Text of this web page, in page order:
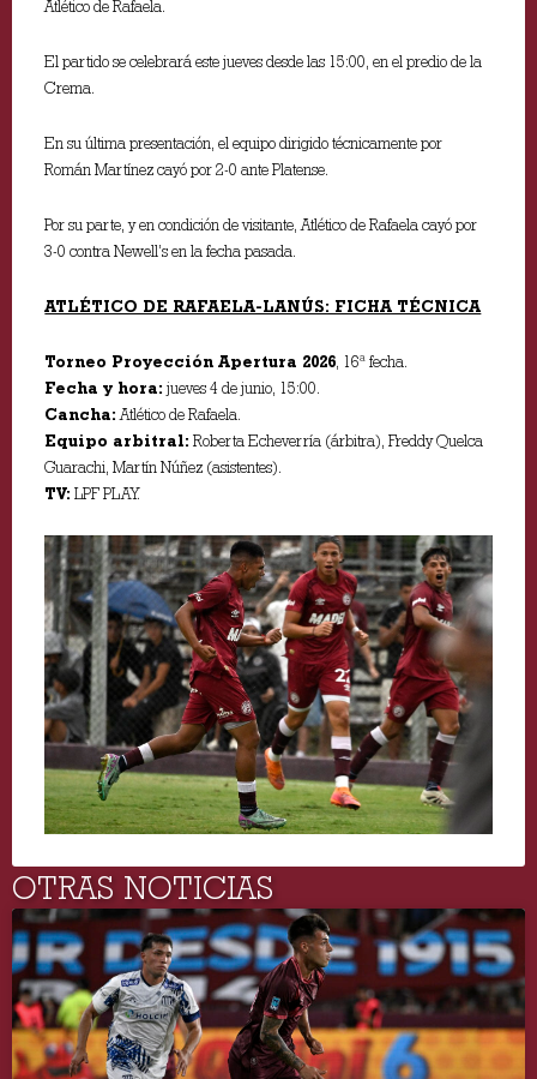
Atlético de Rafaela.
El partido se celebrará este jueves desde las 15:00, en el predio de la
Crema.
En su última presentación, el equipo dirigido técnicamente por
Román Martínez cayó por 2-0 ante Platense.
Por su parte, y en condición de visitante, Atlético de Rafaela cayó por
3-0 contra Newell’s en la fecha pasada.
ATLÉTICO DE RAFAELA-LANÚS: FICHA TÉCNICA
Torneo Proyección Apertura 2026, 16ª fecha.
Fecha y hora: jueves 4 de junio, 15:00.
Cancha: Atlético de Rafaela.
Equipo arbitral: Roberta Echeverría (árbitra), Freddy Quelca
Guarachi, Martín Núñez (asistentes).
TV: LPF PLAY.
OTRAS NOTICIAS